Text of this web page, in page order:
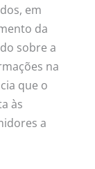
em
da
sobre a
na
que o
às
a